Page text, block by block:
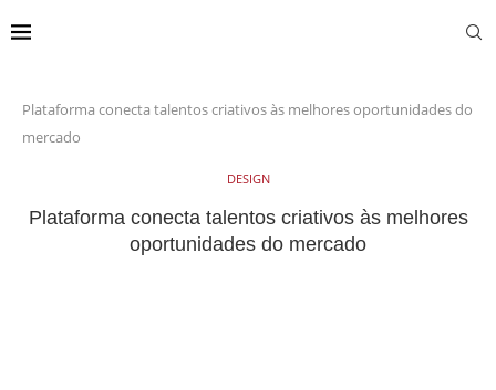
Plataforma conecta talentos criativos às melhores oportunidades do
mercado
DESIGN
Plataforma conecta talentos criativos às melhores
oportunidades do mercado